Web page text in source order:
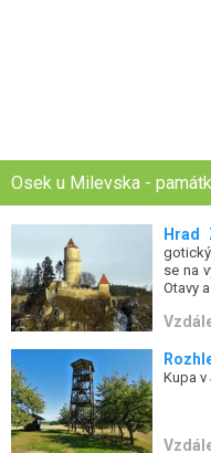
Osek u Milevska -
Hrad
se na
Otavy
Kupa v